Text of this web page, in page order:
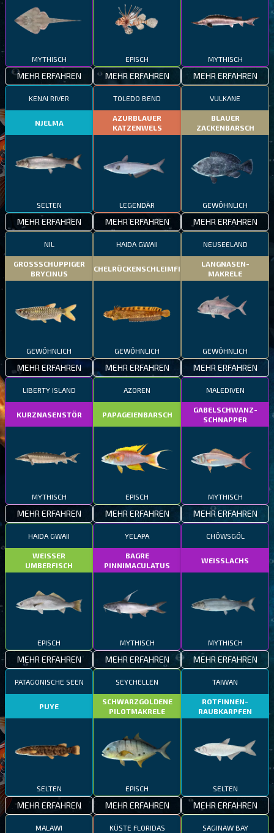
MYTHISCH
MEHR ERFAHREN
EPISCH
MEHR ERFAHREN
MYTHISCH
MEHR ERFAHREN
KENAI RIVER
NJELMA
SELTEN
MEHR ERFAHREN
TOLEDO BEND
AZURBLAUER
KATZENWELS
LEGENDÄR
MEHR ERFAHREN
VULKANE
BLAUER
ZACKENBARSCH
GEWÖHNLICH
MEHR ERFAHREN
NIL
GROSSSCHUPPIGER
BRYCINUS
GEWÖHNLICH
MEHR ERFAHREN
HAIDA GWAII
STACHELRÜCKENSCHLEIMFISCH
GEWÖHNLICH
MEHR ERFAHREN
NEUSEELAND
LANGNASEN-
MAKRELE
GEWÖHNLICH
MEHR ERFAHREN
LIBERTY ISLAND
KURZNASENSTÖR
MYTHISCH
MEHR ERFAHREN
AZOREN
PAPAGEIENBARSCH
EPISCH
MEHR ERFAHREN
MALEDIVEN
GABELSCHWANZ-
SCHNAPPER
MYTHISCH
MEHR ERFAHREN
HAIDA GWAII
WEISSER
UMBERFISCH
EPISCH
MEHR ERFAHREN
YELAPA
BAGRE
PINNIMACULATUS
MYTHISCH
MEHR ERFAHREN
CHÖWSGÖL
WEISSLACHS
MYTHISCH
MEHR ERFAHREN
PATAGONISCHE SEEN
PUYE
SELTEN
MEHR ERFAHREN
SEYCHELLEN
SCHWARZGOLDENE
PILOTMAKRELE
EPISCH
MEHR ERFAHREN
TAIWAN
ROTFINNEN-
RAUBKARPFEN
SELTEN
MEHR ERFAHREN
MALAWI KÜSTE FLORIDAS SAGINAW BAY